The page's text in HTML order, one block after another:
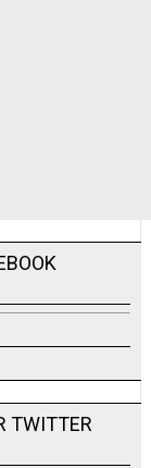
TWITTER